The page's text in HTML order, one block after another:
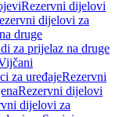
Rezervni dijelovi
dijelovi za
druge
za prijelaz na druge
za uređajeRezervni
Rezervni dijelovi
dijelovi za